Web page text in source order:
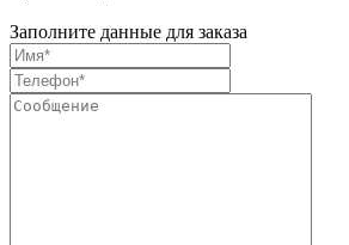
Заполните данные для заказа